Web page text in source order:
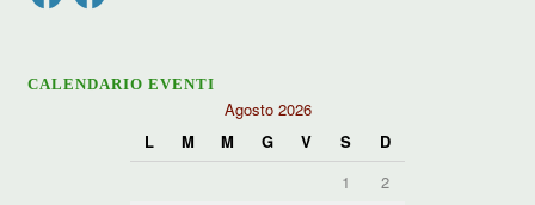
CALENDARIO EVENTI
Agosto 2026
L
M M G V S
D
1
2